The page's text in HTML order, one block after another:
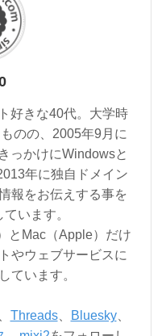
好きな40代。大学時
のの、2005年9月に
っかけにWindowsと
年に独自ドメイン
報をお伝えする事を
います。
とMac（Apple）だけ
やウェブサービスに
ています。
Threads、 Bluesky、